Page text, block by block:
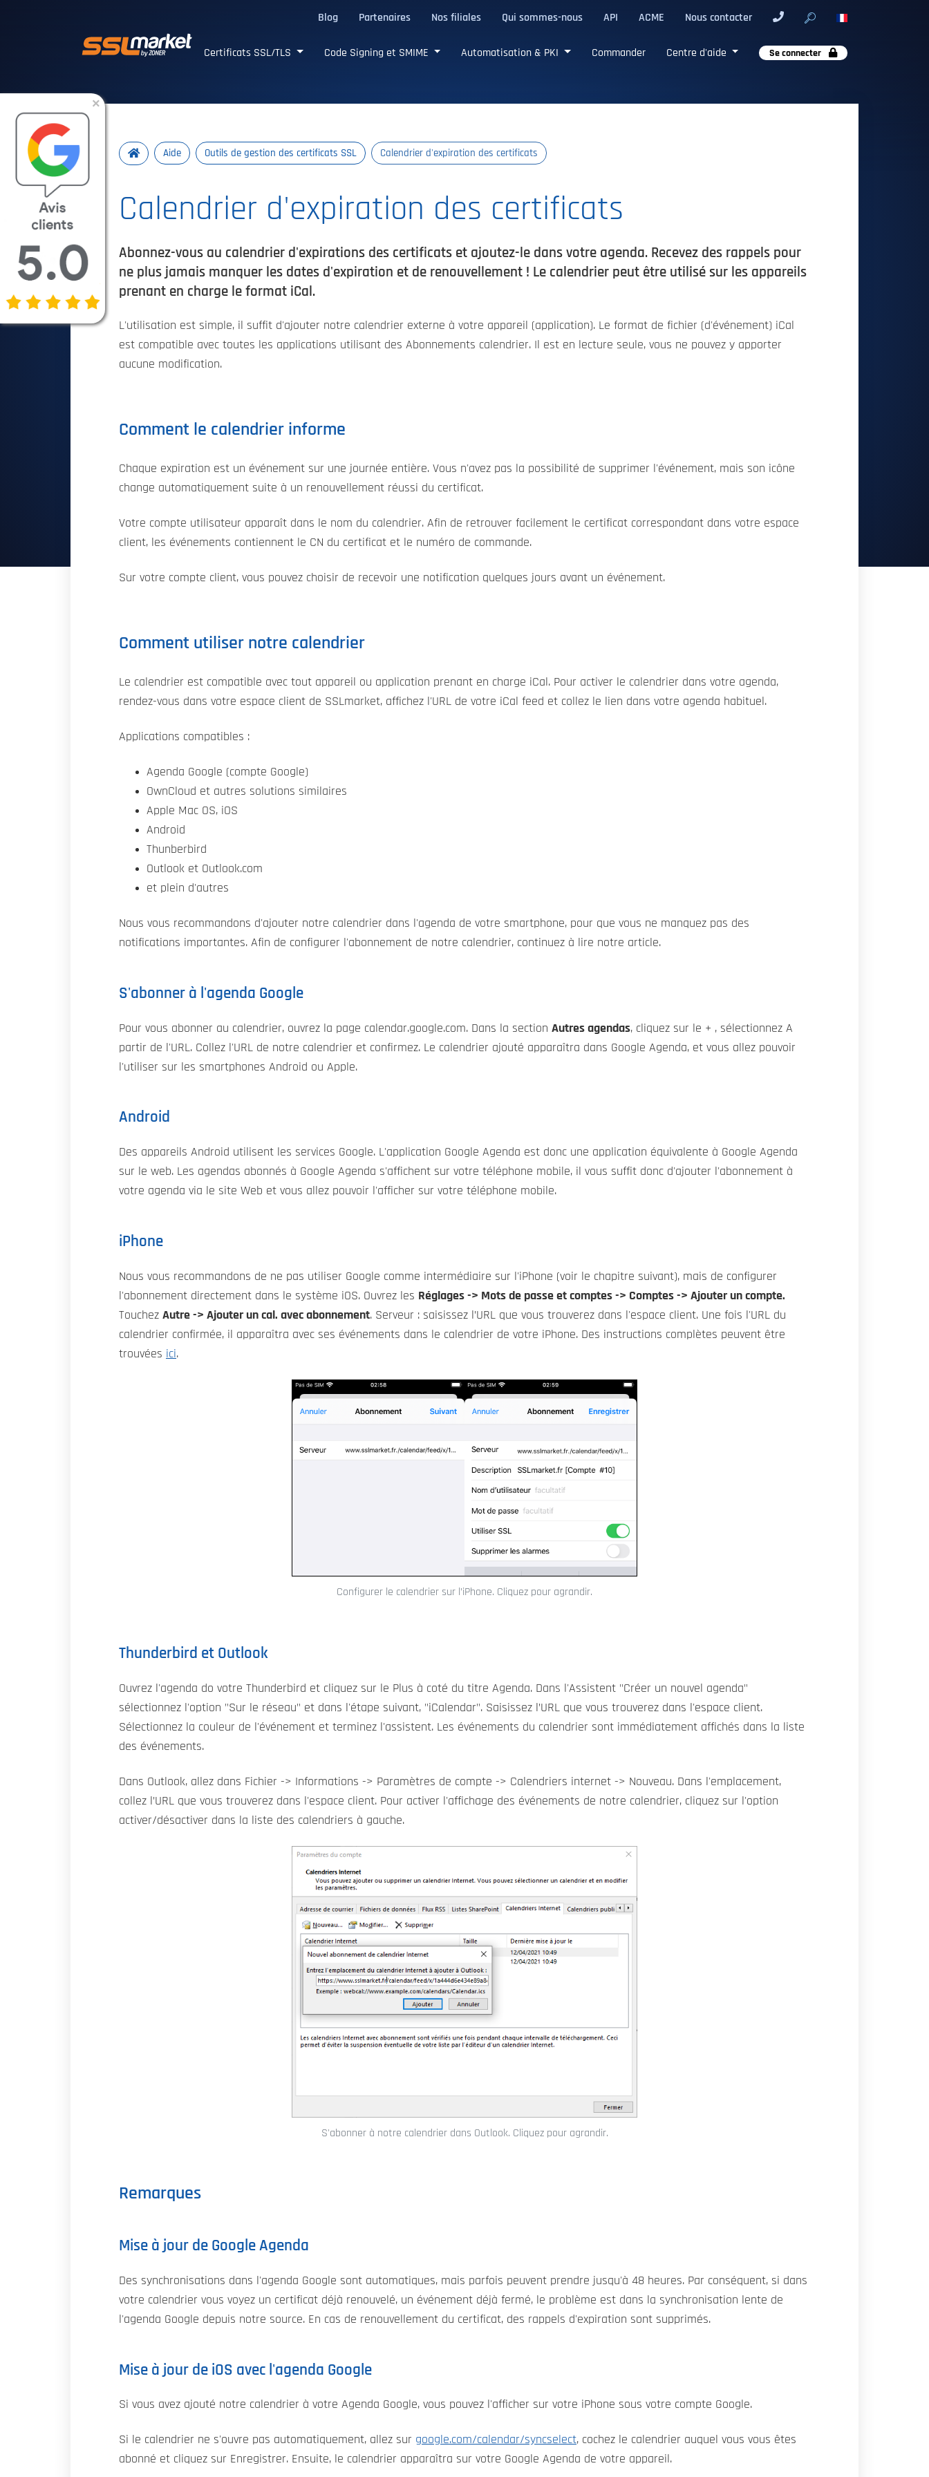
Blog Partenaires Nos filiales Qui sommes-nous API ACME Nous contacter
Certificats SSL/TLS Code Signing et SMIME Automatisation & PKI Commander Centre d'aide Se connecter
Aide Outils de gestion des certificats SSL Calendrier d'expiration des certificats
Calendrier d'expiration des certificats
Abonnez-vous au calendrier d'expirations des certificats et ajoutez-le dans votre agenda. Recevez des rappels pour
ne plus jamais manquer les dates d'expiration et de renouvellement ! Le calendrier peut être utilisé sur les appareils
prenant en charge le format iCal.
L'utilisation est simple, il suffit d'ajouter notre calendrier externe à votre appareil (application). Le format de fichier (d'événement) iCal
est compatible avec toutes les applications utilisant des Abonnements calendrier. Il est en lecture seule, vous ne pouvez y apporter
aucune modification.
Comment le calendrier informe
Chaque expiration est un événement sur une journée entière. Vous n'avez pas la possibilité de supprimer l'événement, mais son icône
change automatiquement suite à un renouvellement réussi du certificat.
Votre compte utilisateur apparaît dans le nom du calendrier. Afin de retrouver facilement le certificat correspondant dans votre espace
client, les événements contiennent le CN du certificat et le numéro de commande.
Sur votre compte client, vous pouvez choisir de recevoir une notification quelques jours avant un événement.
Comment utiliser notre calendrier
Le calendrier est compatible avec tout appareil ou application prenant en charge iCal. Pour activer le calendrier dans votre agenda,
rendez-vous dans votre espace client de SSLmarket, affichez l'URL de votre iCal feed et collez le lien dans votre agenda habituel.
Applications compatibles :
Agenda Google (compte Google)
OwnCloud et autres solutions similaires
Apple Mac OS, iOS
Android
Thunberbird
Outlook et Outlook.com
et plein d'autres
Nous vous recommandons d'ajouter notre calendrier dans l'agenda de votre smartphone, pour que vous ne manquez pas des
notifications importantes. Afin de configurer l'abonnement de notre calendrier, continuez à lire notre article.
S'abonner à l'agenda Google
Pour vous abonner au calendrier, ouvrez la page calendar.google.com. Dans la section Autres agendas, cliquez sur le + , sélectionnez A
partir de l'URL. Collez l'URL de notre calendrier et confirmez. Le calendrier ajouté apparaîtra dans Google Agenda, et vous allez pouvoir
l'utiliser sur les smartphones Android ou Apple.
Android
Des appareils Android utilisent les services Google. L'application Google Agenda est donc une application équivalente à Google Agenda
sur le web. Les agendas abonnés à Google Agenda s'affichent sur votre téléphone mobile, il vous suffit donc d'ajouter l'abonnement à
votre agenda via le site Web et vous allez pouvoir l'afficher sur votre téléphone mobile.
iPhone
Nous vous recommandons de ne pas utiliser Google comme intermédiaire sur l'iPhone (voir le chapitre suivant), mais de configurer
l'abonnement directement dans le système iOS. Ouvrez les Réglages -> Mots de passe et comptes -> Comptes -> Ajouter un compte.
Touchez Autre -> Ajouter un cal. avec abonnement. Serveur : saisissez l’URL que vous trouverez dans l'espace client. Une fois l'URL du
calendrier confirmée, il apparaîtra avec ses événements dans le calendrier de votre iPhone. Des instructions complètes peuvent être
trouvées ici.
Configurer le calendrier sur l’iPhone. Cliquez pour agrandir.
Thunderbird et Outlook
Ouvrez l'agenda do votre Thunderbird et cliquez sur le Plus à coté du titre Agenda. Dans l'Assistent "Créer un nouvel agenda"
sélectionnez l'option "Sur le réseau" et dans l'étape suivant, "iCalendar". Saisissez l’URL que vous trouverez dans l'espace client.
Sélectionnez la couleur de l'événement et terminez l'assistent. Les événements du calendrier sont immédiatement affichés dans la liste
des événements.
Dans Outlook, allez dans Fichier -> Informations -> Paramètres de compte -> Calendriers internet -> Nouveau. Dans l'emplacement,
collez l’URL que vous trouverez dans l'espace client. Pour activer l'affichage des événements de notre calendrier, cliquez sur l'option
activer/désactiver dans la liste des calendriers à gauche.
S'abonner à notre calendrier dans Outlook. Cliquez pour agrandir.
Remarques
Mise à jour de Google Agenda
Des synchronisations dans l'agenda Google sont automatiques, mais parfois peuvent prendre jusqu'à 48 heures. Par conséquent, si dans
votre calendrier vous voyez un certificat déjà renouvelé, un événement déjà fermé, le problème est dans la synchronisation lente de
l'agenda Google depuis notre source. En cas de renouvellement du certificat, des rappels d'expiration sont supprimés.
Mise à jour de iOS avec l'agenda Google
Si vous avez ajouté notre calendrier à votre Agenda Google, vous pouvez l'afficher sur votre iPhone sous votre compte Google.
Si le calendrier ne s'ouvre pas automatiquement, allez sur google.com/calendar/syncselect, cochez le calendrier auquel vous vous êtes
abonné et cliquez sur Enregistrer. Ensuite, le calendrier apparaîtra sur votre Google Agenda de votre appareil.
×